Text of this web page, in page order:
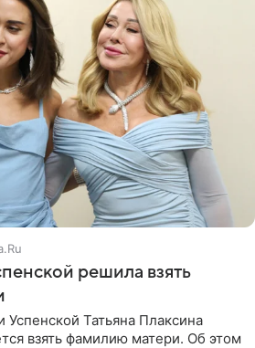
решила взять
Татьяна Плаксина
взять фамилию матери. Об этом